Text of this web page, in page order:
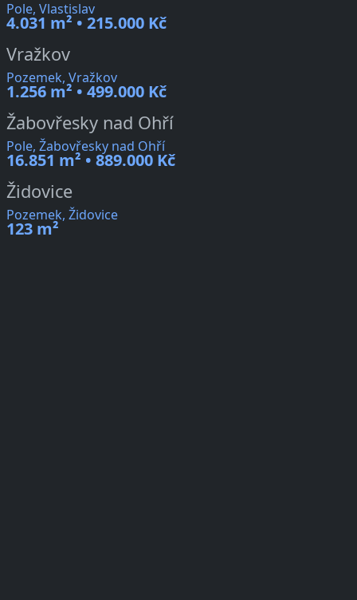
Pole, Vlastislav
4.031 m² • 215.000 Kč
Vražkov
Pozemek, Vražkov
1.256 m² • 499.000 Kč
Žabovřesky nad Ohří
Pole, Žabovřesky nad Ohří
16.851 m² • 889.000 Kč
Židovice
Pozemek, Židovice
123 m²